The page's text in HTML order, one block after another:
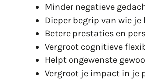
Minder negatieve
Dieper begrip van wie je
Betere prestaties en
Vergroot cognitieve
Helpt ongewenste
Vergroot je impact in je